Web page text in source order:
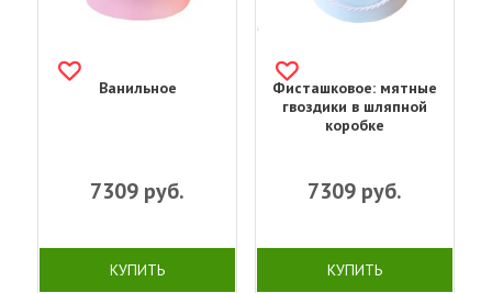
Ванильное
7309 руб.
КУПИТЬ
Фисташковое: мятные
гвоздики в шляпной
коробке
7309руб.
КУПИТЬ